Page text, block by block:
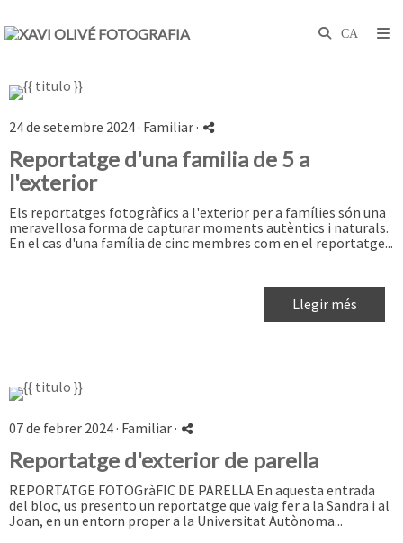
24 de setembre 2024 · Familiar·
Reportatge d'una familia de 5 a
l'exterior
Els reportatges fotogràfics a l'exterior per a famílies són una
meravellosa forma de capturar moments autèntics i naturals.
En el cas d'una família de cinc membres com en el reportatge...
Llegir més
07 de febrer 2024 · Familiar·
Reportatge d'exterior de parella
REPORTATGE FOTOGràFIC DE PARELLA En aquesta entrada
del bloc, us presento un reportatge que vaig fer a la Sandra i al
Joan, en un entorn proper a la Universitat Autònoma...